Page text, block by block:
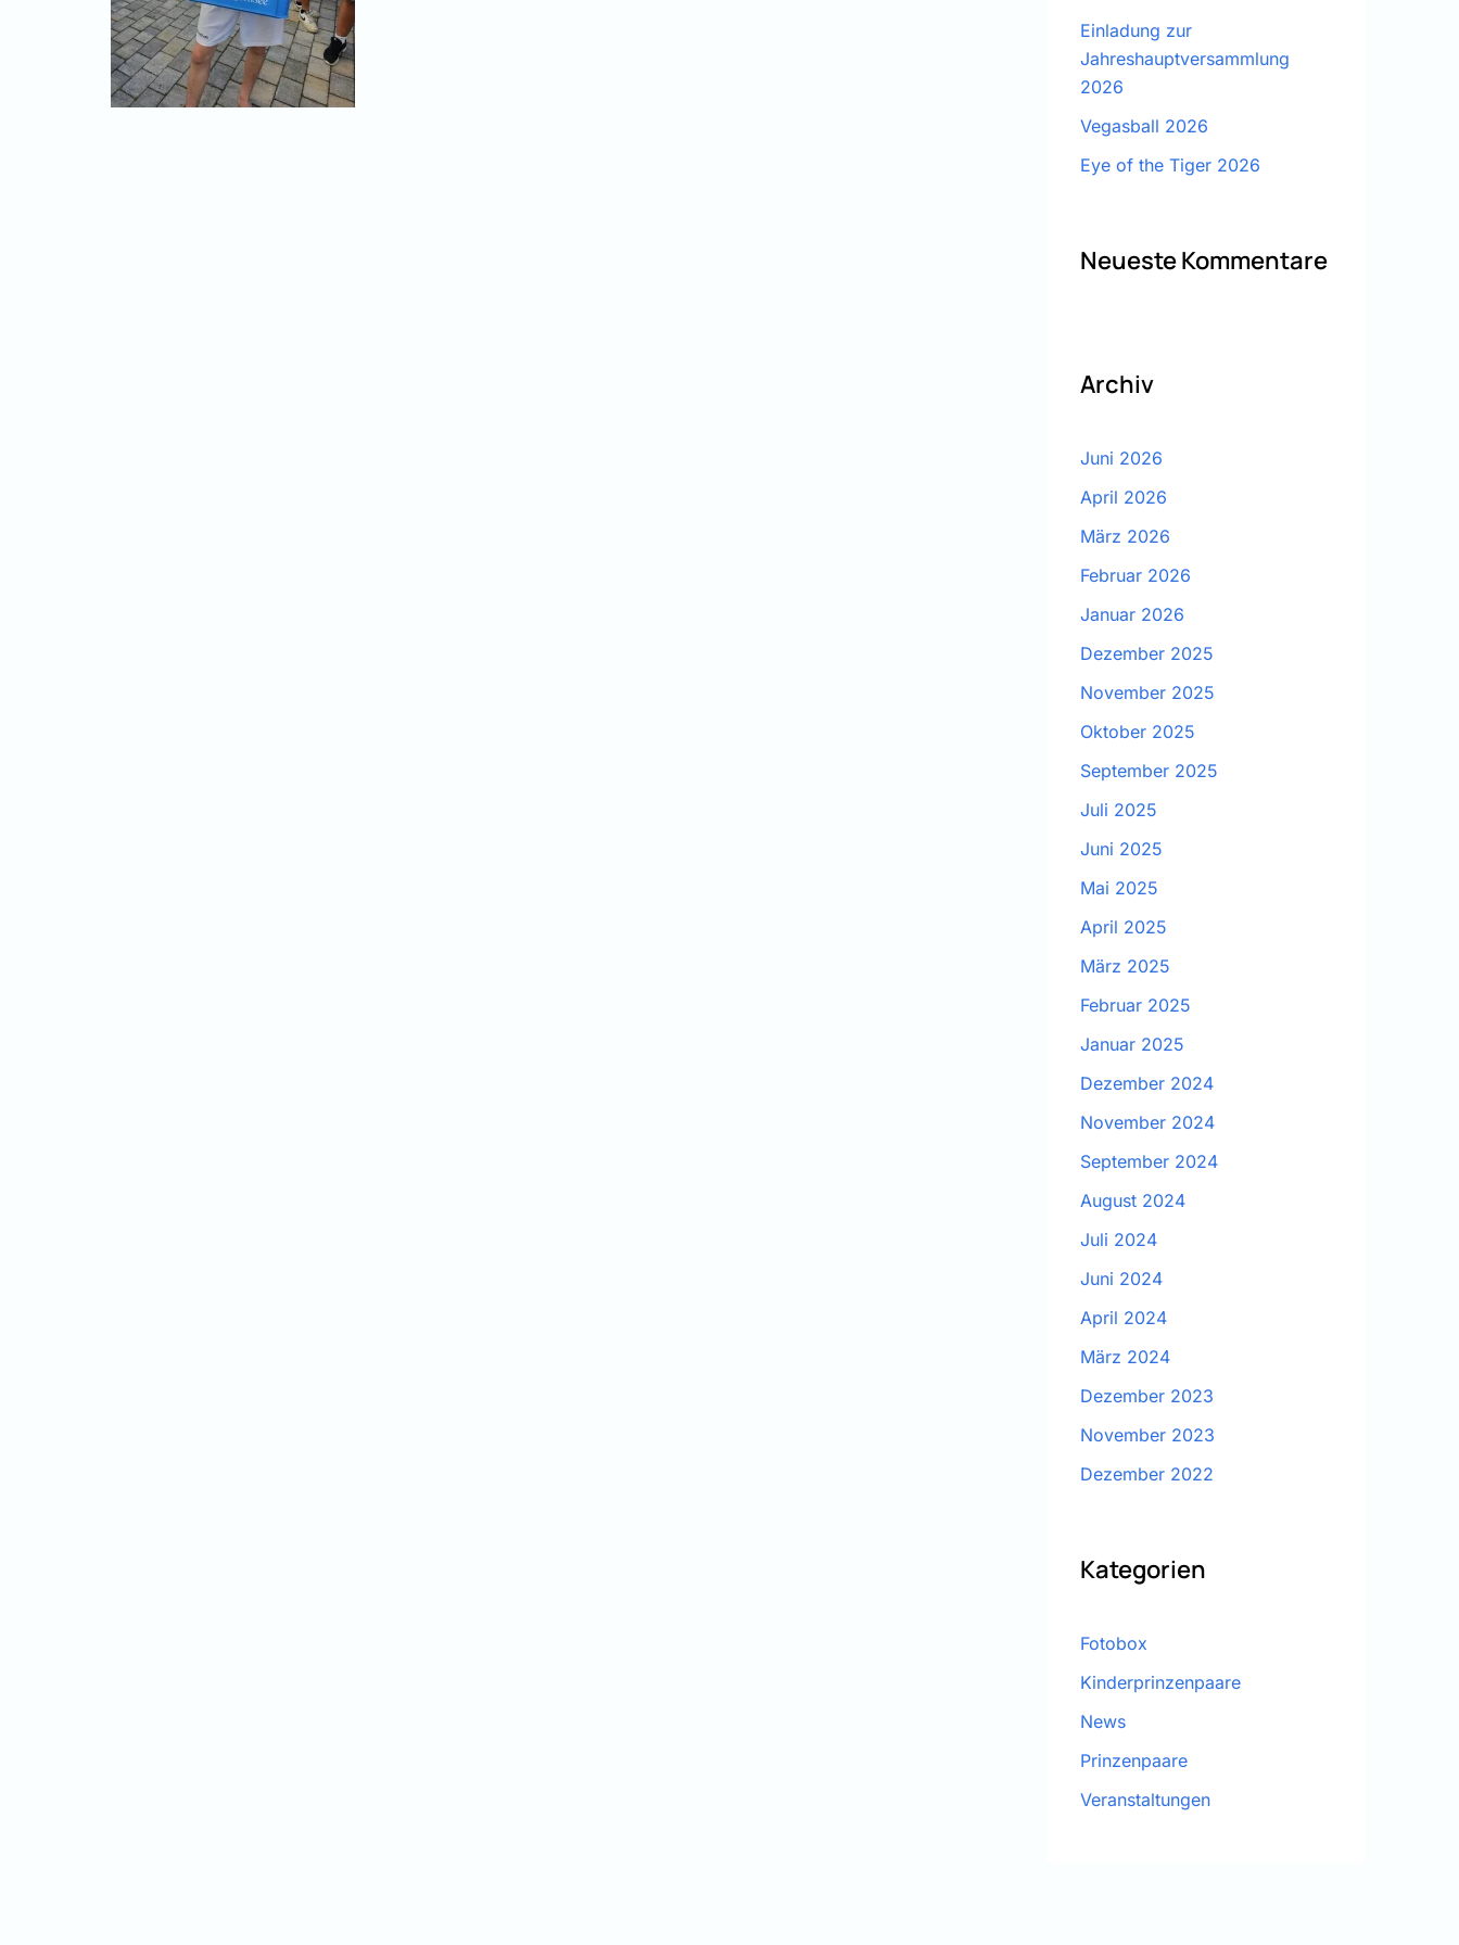
Einladung zur
Jahreshauptversammlung
2026
Vegasball 2026
Eye of the Tiger 2026
Neueste Kommentare
Archiv
Juni 2026
April 2026
März 2026
Februar 2026
Januar 2026
Dezember 2025
November 2025
Oktober 2025
September 2025
Juli 2025
Juni 2025
Mai 2025
April 2025
März 2025
Februar 2025
Januar 2025
Dezember 2024
November 2024
September 2024
August 2024
Juli 2024
Juni 2024
April 2024
März 2024
Dezember 2023
November 2023
Dezember 2022
Kategorien
Fotobox
Kinderprinzenpaare
News
Prinzenpaare
Veranstaltungen